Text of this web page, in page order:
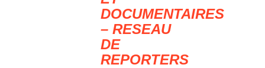
DOCUMENTAIRES
– RESEAU
DE
REPORTERS